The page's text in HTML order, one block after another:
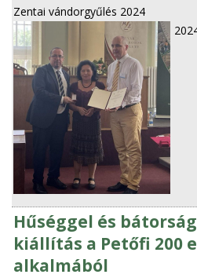
Zentai vándorgyűlés 2024
Hűséggel és
kiállítás a Petőfi 200
alkalmából